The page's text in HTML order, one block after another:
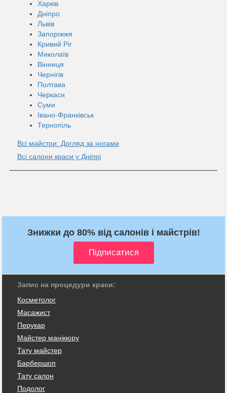
Харків
Дніпро
Львів
Запоріжжя
Кривий Ріг
Миколаїв
Вінниця
Чернігів
Полтава
Черкаси
Суми
Івано-Франківськ
Тернопіль
Всі майстри: Догляд за ногами
Всі салони краси у Дніпрі
Знижки до 80% від салонів і майстрів!
Запис на процедури краси:
Косметолог
Масажист
Перукар
Майстер манікюру
Тату майстер
Барбершоп
Тату салон
Подолог